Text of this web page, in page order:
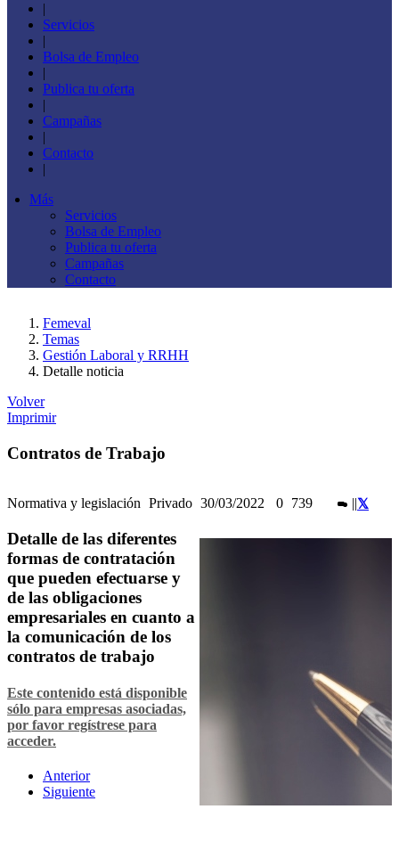
|
Servicios
|
Bolsa de Empleo
|
Publica tu oferta
|
Campañas
|
Contacto
|
Más
Servicios
Bolsa de Empleo
Publica tu oferta
Campañas
Contacto
Femeval
Temas
Gestión Laboral y RRHH
Detalle noticia
Volver
Imprimir
Contratos de Trabajo
Normativa y legislación Privado 30/03/2022 0 739 ||
Detalle de las diferentes
formas de contratación
que pueden efectuarse y
de las obligaciones
empresariales en cuanto a
la comunicación de los
contratos de trabajo
Este contenido está disponible
sólo para empresas asociadas,
por favor regístrese para
acceder.
Anterior
Siguiente